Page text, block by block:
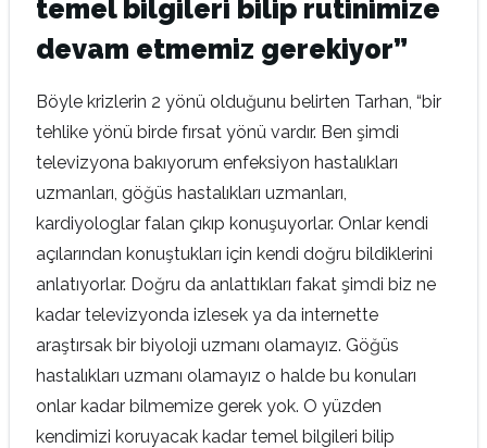
temel bilgileri bilip rutinimize
devam etmemiz gerekiyor”
Böyle krizlerin 2 yönü olduğunu belirten Tarhan, “bir
tehlike yönü birde fırsat yönü vardır. Ben şimdi
televizyona bakıyorum enfeksiyon hastalıkları
uzmanları, göğüs hastalıkları uzmanları,
kardiyologlar falan çıkıp konuşuyorlar. Onlar kendi
açılarından konuştukları için kendi doğru bildiklerini
anlatıyorlar. Doğru da anlattıkları fakat şimdi biz ne
kadar televizyonda izlesek ya da internette
araştırsak bir biyoloji uzmanı olamayız. Göğüs
hastalıkları uzmanı olamayız o halde bu konuları
onlar kadar bilmemize gerek yok. O yüzden
kendimizi koruyacak kadar temel bilgileri bilip